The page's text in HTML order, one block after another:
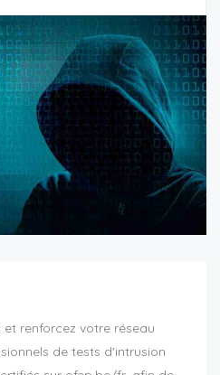
renforcez votre réseau
de tests d'intrusion